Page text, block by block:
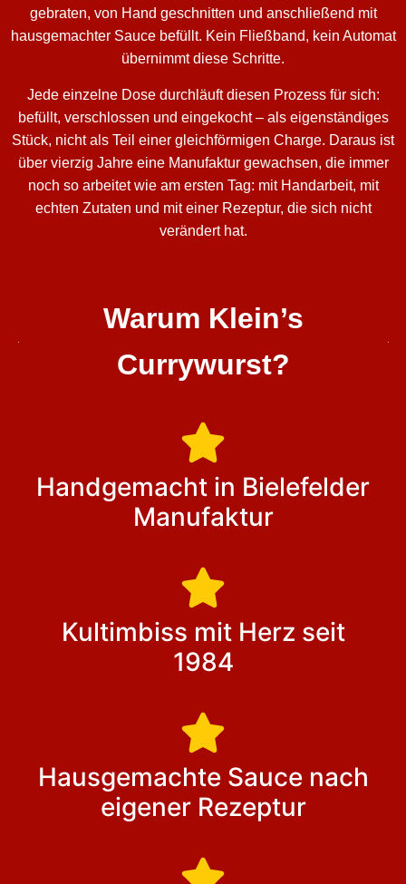
gebraten, von Hand geschnitten und anschließend mit
hausgemachter Sauce befüllt. Kein Fließband, kein Automat
übernimmt diese Schritte.
Jede einzelne Dose durchläuft diesen Prozess für sich:
befüllt, verschlossen und eingekocht – als eigenständiges
Stück, nicht als Teil einer gleichförmigen Charge. Daraus ist
über vierzig Jahre eine Manufaktur gewachsen, die immer
noch so arbeitet wie am ersten Tag: mit Handarbeit, mit
echten Zutaten und mit einer Rezeptur, die sich nicht
verändert hat.
Warum Klein’s
Currywurst?
Handgemacht in Bielefelder
Manufaktur
Kultimbiss mit Herz seit
1984
Hausgemachte Sauce nach
eigener Rezeptur